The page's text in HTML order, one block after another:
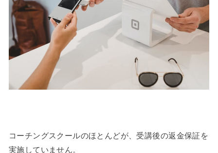
コーチングスクールのほとんどが、受講後の返金保証を
実施していません。